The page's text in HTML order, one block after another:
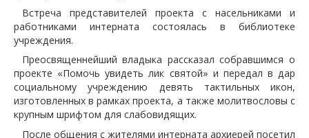
Встреча представителей проекта с насельниками и
работниками интерната состоялась в библиотеке
учреждения.
Преосвященнейший владыка рассказал собравшимся о
проекте «Помочь увидеть лик святой» и передал в дар
социальному учреждению девять тактильных икон,
изготовленных в рамках проекта, а также молитвословы с
крупным шрифтом для слабовидящих.
После общения с жителями интерната архиерей посетил